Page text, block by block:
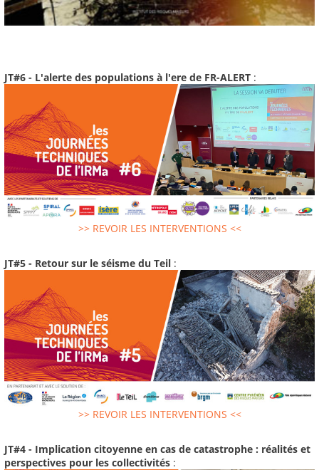
JT#6 - L'alerte des populations à l'ere de FR-ALERT :
>> REVOIR LES INTERVENTIONS <<
JT#5 - Retour sur le séisme du Teil :
>> REVOIR LES INTERVENTIONS <<
JT#4 - Implication citoyenne en cas de catastrophe : réalités et
perspectives pour les collectivités :